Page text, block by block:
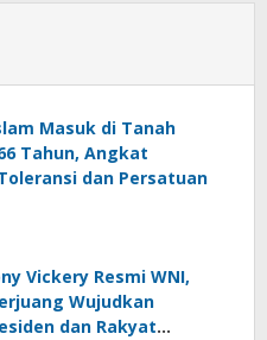
Masuk di Tanah
Tahun, Angkat
dan Persatuan
Vickery Resmi WNI,
Wujudkan
dan Rakyat